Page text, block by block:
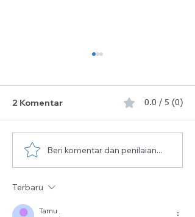
10 Hari Pertama
Dzulhijjah yang Penuh
2 Komentar 0.0 / 5 (0)
Beri komentar dan penilaian...
Terbaru
Tamu